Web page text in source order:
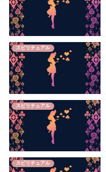
スピリチュアル
スピリチュアル
スピリチュアル